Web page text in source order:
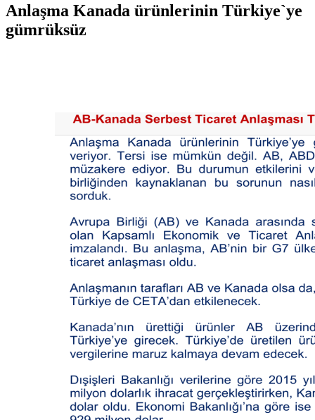
Anlaşma Kanada ürünlerinin Türkiye`ye
gümrüksüz